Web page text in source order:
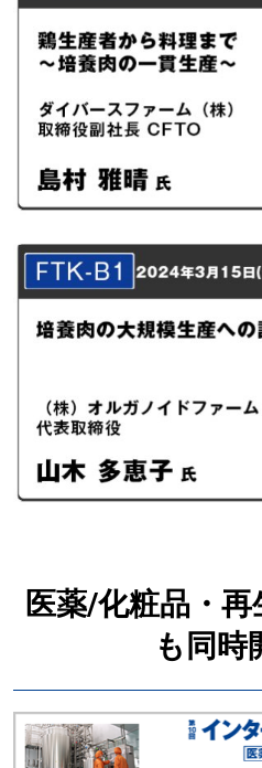
医薬/化粧品・
も同時